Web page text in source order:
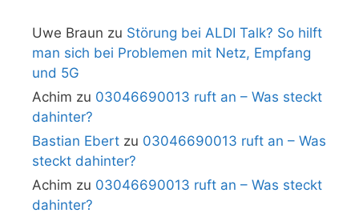
Uwe Braun zu Störung bei ALDI Talk? So hilft
man sich bei Problemen mit Netz, Empfang
und 5G
Achim zu 03046690013 ruft an – Was steckt
dahinter?
Bastian Ebert zu 03046690013 ruft an – Was
steckt dahinter?
Achim zu 03046690013 ruft an – Was steckt
dahinter?